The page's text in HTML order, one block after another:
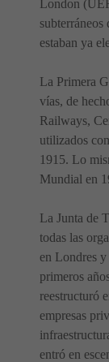
London
estaban ya
La Primera
vías, de
Railways,
utilizados
1915. Lo
Mundial en
La Junta de
todas las
en Londres
primeros
reestructuró
empresas
entró en